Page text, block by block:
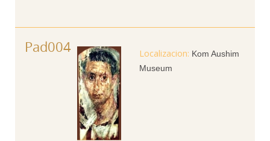
Pad004
Kom Aushim
Museum